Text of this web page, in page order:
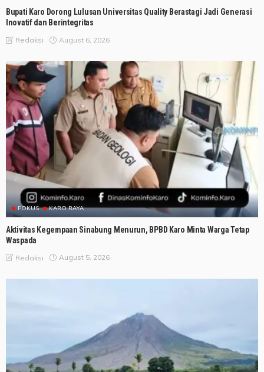
Bupati Karo Dorong Lulusan Universitas Quality Berastagi Jadi Generasi
Inovatif dan Berintegritas
Redaksi August 6, 2026
FOKUS KARO RAYA
Aktivitas Kegempaan Sinabung Menurun, BPBD Karo Minta Warga Tetap
Waspada
Redaksi August 5, 2026